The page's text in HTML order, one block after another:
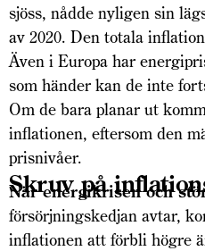
sjöss, nådde nyligen sin
av 2020. Den totala
Även i Europa har
som händer kan de inte
Om de bara planar ut
inflationen, eftersom den
prisnivåer.
Skruv på
När energikrisen och
försörjningskedjan avtar,
inflationen att förbli högre